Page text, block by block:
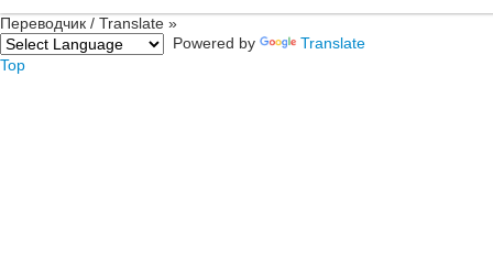
Переводчик / Translate »
Powered by
Translate
Top